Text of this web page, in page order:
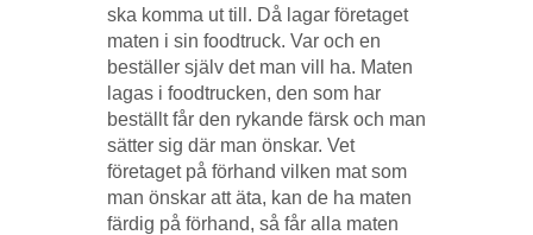
ska komma ut till. Då lagar företaget
maten i sin foodtruck. Var och en
beställer själv det man vill ha. Maten
lagas i foodtrucken, den som har
beställt får den rykande färsk och man
sätter sig där man önskar. Vet
företaget på förhand vilken mat som
man önskar att äta, kan de ha maten
färdig på förhand, så får alla maten